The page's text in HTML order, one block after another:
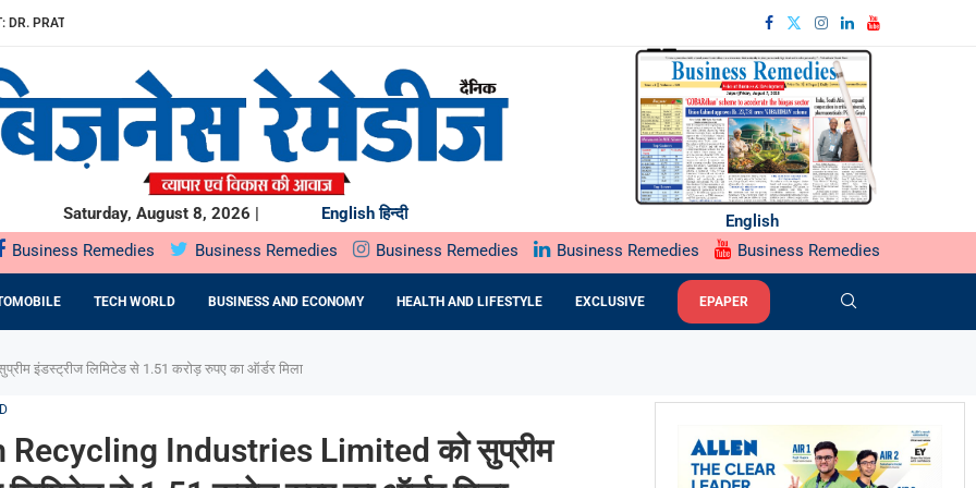
PRATIBHA AGARWAL ON...
के...
मंगलवार,...
EPC कंपनी से...
Saturday, August 8, 2026 | English हिन्दी
English
Business Remedies Business Remedies Business Remedies Business Remedies Business Remedies
TECH WORLD BUSINESS AND ECONOMY HEALTH AND LIFESTYLE EXCLUSIVE EPAPER
इंडस्ट्रीज लिमिटेड से 1.51 करोड़ रुपए का ऑर्डर मिला
Recycling Industries Limited को सुप्रीम